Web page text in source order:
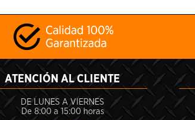
ATENCIÓN AL CLIENTE
DE LUNES A VIERNES
De 8:00 a 15:00 horas